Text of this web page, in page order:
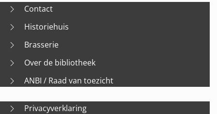
Contact
Historiehuis
Brasserie
Over de bibliotheek
ANBI / Raad van toezicht
Privacyverklaring